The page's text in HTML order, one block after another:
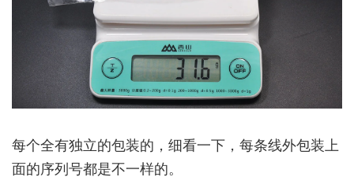
每个全有独立的包装的，细看一下，每条线外包装上
面的序列号都是不一样的。